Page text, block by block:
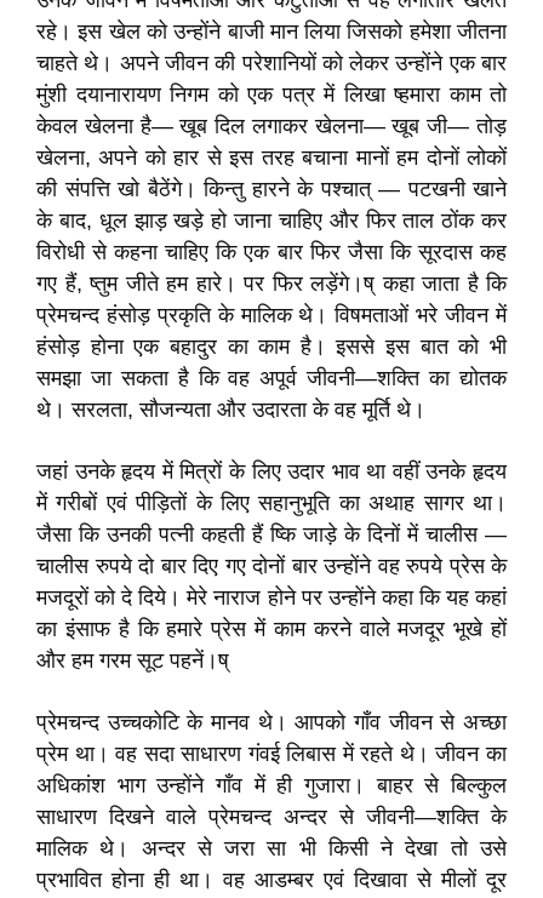
रहे। इस खेल को उन्होंने बाजी मान लिया जिसको हमेशा जीतना
चाहते थे। अपने जीवन की परेशानियों को लेकर उन्होंने एक बार
मुंशी दयानारायण निगम को एक पत्र में लिखा ष्हमारा काम तो
केवल खेलना है— खूब दिल लगाकर खेलना— खूब जी— तोड़
खेलना, अपने को हार से इस तरह बचाना मानों हम दोनों लोकों
की संपत्ति खो बैठेंगे। किन्तु हारने के पश्चात्‌ — पटखनी खाने
के बाद, धूल झाड़ खड़े हो जाना चाहिए और फिर ताल ठोंक कर
विरोधी से कहना चाहिए कि एक बार फिर जैसा कि सूरदास कह
गए हैं, ष्तुम जीते हम हारे। पर फिर लड़ेंगे।ष् कहा जाता है कि
प्रेमचन्द हंसोड़ प्रकृति के मालिक थे। विषमताओं भरे जीवन में
हंसोड़ होना एक बहादुर का काम है। इससे इस बात को भी
समझा जा सकता है कि वह अपूर्व जीवनी—शक्ति का द्योतक
थे। सरलता, सौजन्यता और उदारता के वह मूर्ति थे।
जहां उनके हृदय में मित्रों के लिए उदार भाव था वहीं उनके हृदय
में गरीबों एवं पीड़ितों के लिए सहानुभूति का अथाह सागर था।
जैसा कि उनकी पत्नी कहती हैं ष्कि जाड़े के दिनों में चालीस —
चालीस रुपये दो बार दिए गए दोनों बार उन्होंने वह रुपये प्रेस के
मजदूरों को दे दिये। मेरे नाराज होने पर उन्होंने कहा कि यह कहां
का इंसाफ है कि हमारे प्रेस में काम करने वाले मजदूर भूखे हों
और हम गरम सूट पहनें।ष्
प्रेमचन्द उच्चकोटि के मानव थे। आपको गाँव जीवन से अच्छा
प्रेम था। वह सदा साधारण गंवई लिबास में रहते थे। जीवन का
अधिकांश भाग उन्होंने गाँव में ही गुजारा। बाहर से बिल्कुल
साधारण दिखने वाले प्रेमचन्द अन्दर से जीवनी—शक्ति के
मालिक थे। अन्दर से जरा सा भी किसी ने देखा तो उसे
प्रभावित होना ही था। वह आडम्बर एवं दिखावा से मीलों दूर